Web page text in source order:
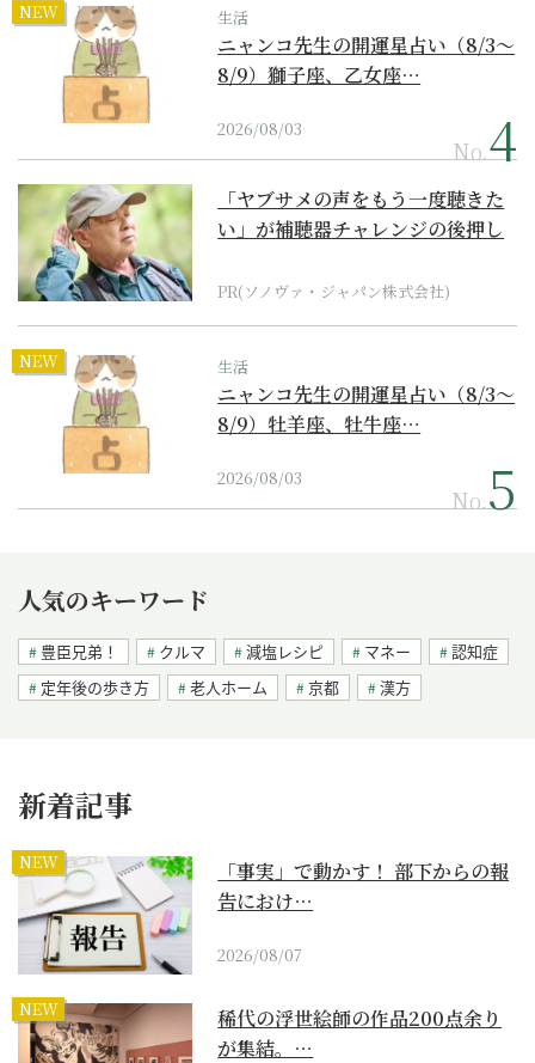
NEW 生活
ニャンコ先生の開運星占い（8/3～
8/9）獅子座、乙女座…
2026/08/03
No.
「ヤブサメの声をもう一度聴きた
い」が補聴器チャレンジの後押し
PR(ソノヴァ・ジャパン株式会社)
NEW 生活
ニャンコ先生の開運星占い（8/3～
8/9）牡羊座、牡牛座…
2026/08/03
No.
人気のキーワード
豊臣兄弟！ クルマ 減塩レシピ マネー
認知症
定年後の歩き方
老人ホーム 京都 漢方
新着記事
NEW
「事実」で動かす！ 部下からの報
告におけ…
2026/08/07
NEW
稀代の浮世絵師の作品200点余り
が集結。…